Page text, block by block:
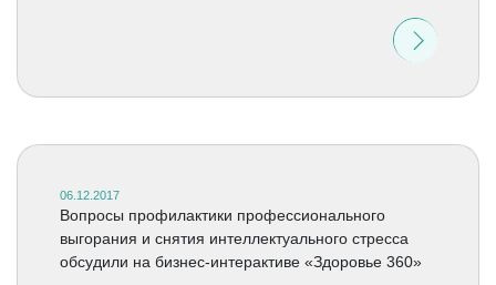
06.12.2017
Вопросы профилактики профессионального
выгорания и снятия интеллектуального стресса
обсудили на бизнес-интерактиве «Здоровье 360»